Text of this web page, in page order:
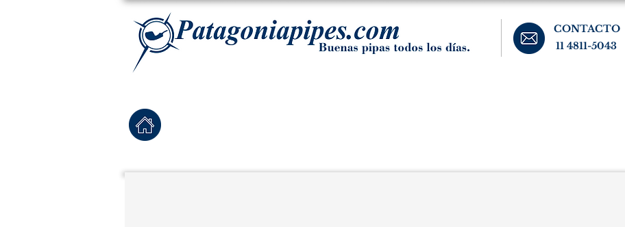
CONTACTO
11 4811-5043